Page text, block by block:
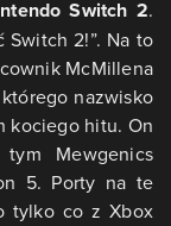
Switch 2.
Switch 2!”. Na to
McMillena
nazwisko
kociego hitu. On
Mewgenics
5. Porty na te
tylko co z Xbox